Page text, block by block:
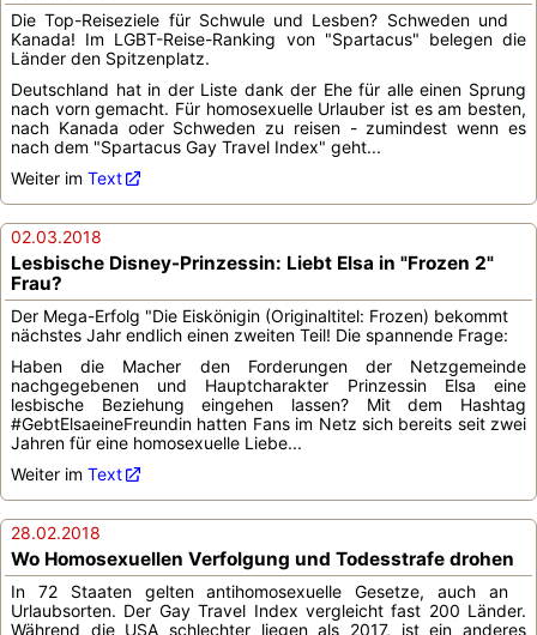
Die Top-Reiseziele für Schwule und Lesben? Schweden und
Kanada! Im LGBT-Reise-Ranking von "Spartacus" belegen die
Länder den Spitzenplatz.
Deutschland hat in der Liste dank der Ehe für alle einen Sprung
nach vorn gemacht. Für homosexuelle Urlauber ist es am besten,
nach Kanada oder Schweden zu reisen - zumindest wenn es
nach dem "Spartacus Gay Travel Index" geht...
Weiter im Text
02.03.2018
Lesbische Disney-Prinzessin: Liebt Elsa in "Frozen 2"
Frau?
Der Mega-Erfolg "Die Eiskönigin (Originaltitel: Frozen) bekommt
nächstes Jahr endlich einen zweiten Teil! Die spannende Frage:
Haben die Macher den Forderungen der Netzgemeinde
nachgegebenen und Hauptcharakter Prinzessin Elsa eine
lesbische Beziehung eingehen lassen? Mit dem Hashtag
#GebtElsaeineFreundin hatten Fans im Netz sich bereits seit zwei
Jahren für eine homosexuelle Liebe...
Weiter im Text
28.02.2018
Wo Homosexuellen Verfolgung und Todesstrafe drohen
In 72 Staaten gelten antihomosexuelle Gesetze, auch an
Urlaubsorten. Der Gay Travel Index vergleicht fast 200 Länder.
Während die USA schlechter liegen als 2017, ist ein anderes